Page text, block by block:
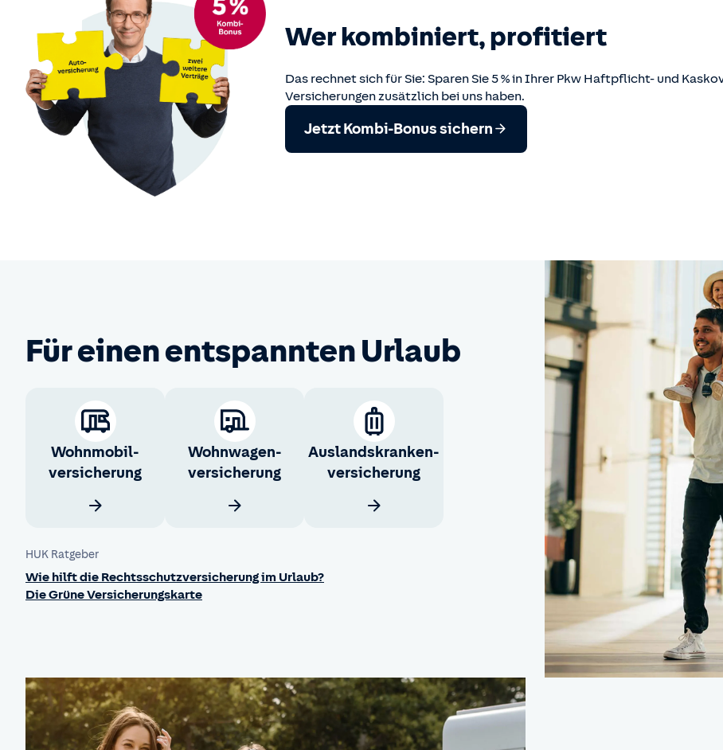
Wer kombiniert, profitiert
Das rechnet sich für Sie: Sparen Sie 5 % in Ihrer Pkw Haftpflicht- und
Versicherungen zusätzlich bei uns haben.
Jetzt Kombi-Bonus sichern
Für einen entspannten Urlaub
Wohnmobil­
versicherung
Wohnwagen­
versicherung
Auslandskranken­
versicherung
HUK Ratgeber
Wie hilft die Rechtsschutzversicherung im Urlaub?
Die Grüne Versicherungskarte